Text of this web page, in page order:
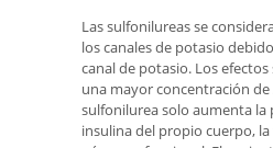
Las sulfonilureas se
los canales de potasio
canal de potasio. Los
una mayor concentración de
sulfonilurea solo aumenta la
insulina del propio cuerpo,